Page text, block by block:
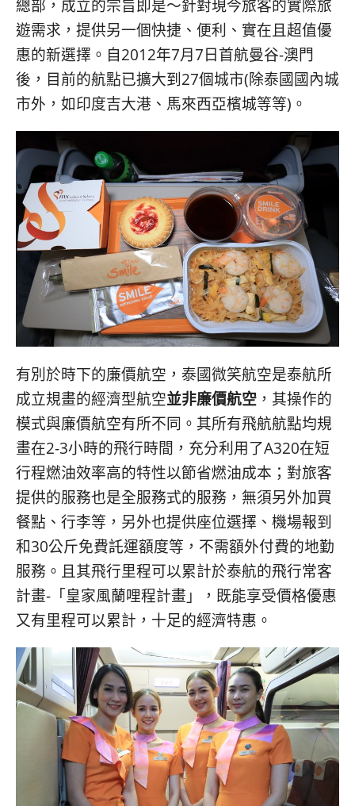
總部，成立的宗旨即是～針對現今旅客的實際旅
遊需求，提供另一個快捷、便利、實在且超值優
惠的新選擇。自2012年7月7日首航曼谷-澳門
後，目前的航點已擴大到27個城市(除泰國國內城
市外，如印度吉大港、馬來西亞檳城等等)。
有別於時下的廉價航空，泰國微笑航空是泰航所
成立規畫的經濟型航空並非廉價航空 ，其操作的
模式與廉價航空有所不同。其所有飛航航點均規
畫在2-3小時的飛行時間，充分利用了A320在短
行程燃油效率高的特性以節省燃油成本；對旅客
提供的服務也是全服務式的服務，無須另外加買
餐點、行李等，另外也提供座位選擇、機場報到
和30公斤免費託運額度等，不需額外付費的地勤
服務。且其飛行里程可以累計於泰航的飛行常客
計畫-「皇家風蘭哩程計畫」，既能享受價格優惠
又有里程可以累計，十足的經濟特惠。